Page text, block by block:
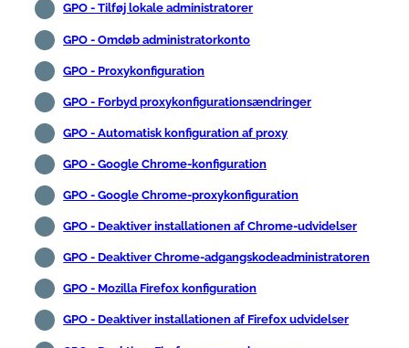
GPO - Tilføj lokale administratorer
GPO - Omdøb administratorkonto
GPO - Proxykonfiguration
GPO - Forbyd proxykonfigurationsændringer
GPO - Automatisk konfiguration af proxy
GPO - Google Chrome-konfiguration
GPO - Google Chrome-proxykonfiguration
GPO - Deaktiver installationen af Chrome-udvidelser
GPO - Deaktiver Chrome-adgangskodeadministratoren
GPO - Mozilla Firefox konfiguration
GPO - Deaktiver installationen af Firefox udvidelser